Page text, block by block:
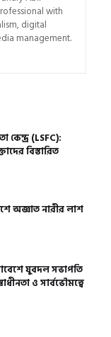
with
digital
management.
কেন্দ্র (LSFC):
বিস্তারিত
অজ্ঞাত নারীর লাশ
যুবদল সভাপতি
ও সার্বভৌমত্বে